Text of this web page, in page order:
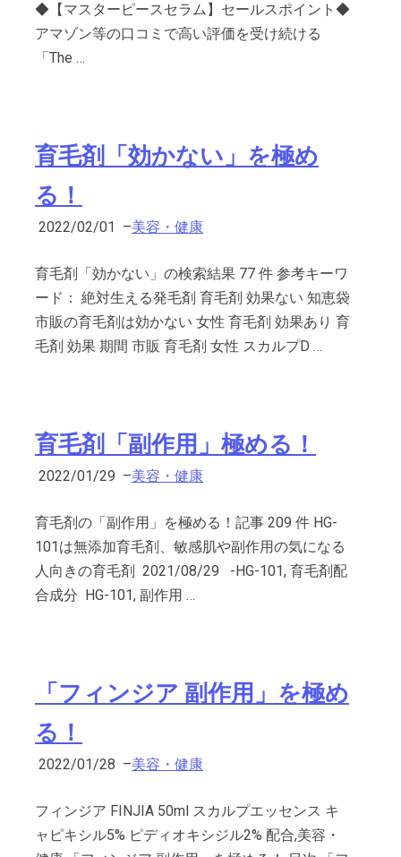
◆【マスターピースセラム】セールスポイント◆
アマゾン等の口コミで高い評価を受け続ける
「The …
育毛剤「効かない」を極め
る！
2022/02/01 –美容・健康
育毛剤「効かない」の検索結果 77 件 参考キーワ
ード： 絶対生える発毛剤 育毛剤 効果ない 知恵袋
市販の育毛剤は効かない 女性 育毛剤 効果あり 育
毛剤 効果 期間 市販 育毛剤 女性 スカルプD …
育毛剤「副作用」極める！
2022/01/29 –美容・健康
育毛剤の「副作用」を極める！記事 209 件 HG-
101は無添加育毛剤、敏感肌や副作用の気になる
人向きの育毛剤 2021/08/29 -HG-101, 育毛剤配
合成分 HG-101, 副作用 …
「フィンジア 副作用」を極め
る！
2022/01/28 –美容・健康
フィンジア FINJIA 50ml スカルプエッセンス キ
ャピキシル5% ピディオキシジル2% 配合,美容・